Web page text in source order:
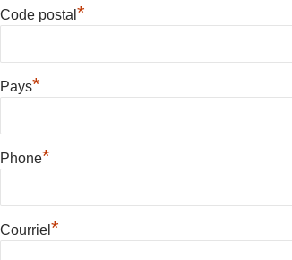
Code postal *
Pays*
Phone*
Courriel *